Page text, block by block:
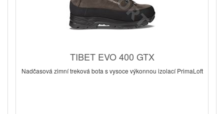
TIBET EVO 400 GTX
Nadčasová zimní treková bota s vysoce výkonnou izolací PrimaLoft